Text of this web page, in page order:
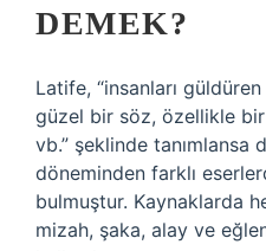
DEMEK?
Latife, “insanları
güzel bir söz, özellikle
vb.” şeklinde tanımlansa
döneminden farklı
bulmuştur. Kaynaklarda
mizah, şaka, alay ve